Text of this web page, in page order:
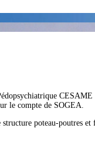
le compte de SOGEA.
poteau-poutres et